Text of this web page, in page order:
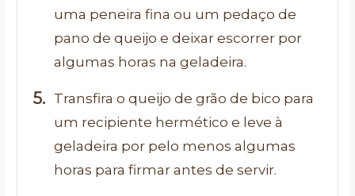
uma peneira fina ou um pedaço de
pano de queijo e deixar escorrer por
algumas horas na geladeira.
Transfira o queijo de grão de bico para
um recipiente hermético e leve à
geladeira por pelo menos algumas
horas para firmar antes de servir.